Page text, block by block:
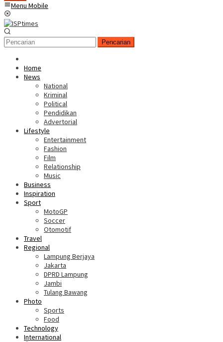
Menu Mobile
Pencarian
Home
News
National
Kriminal
Political
Pendidikan
Advertorial
Lifestyle
Entertainment
Fashion
Film
Relationship
Music
Business
Inspiration
Sport
MotoGP
Soccer
Otomotif
Travel
Regional
Lampung Berjaya
Jakarta
DPRD Lampung
Jambi
Tulang Bawang
Photo
Sports
Food
Technology
International